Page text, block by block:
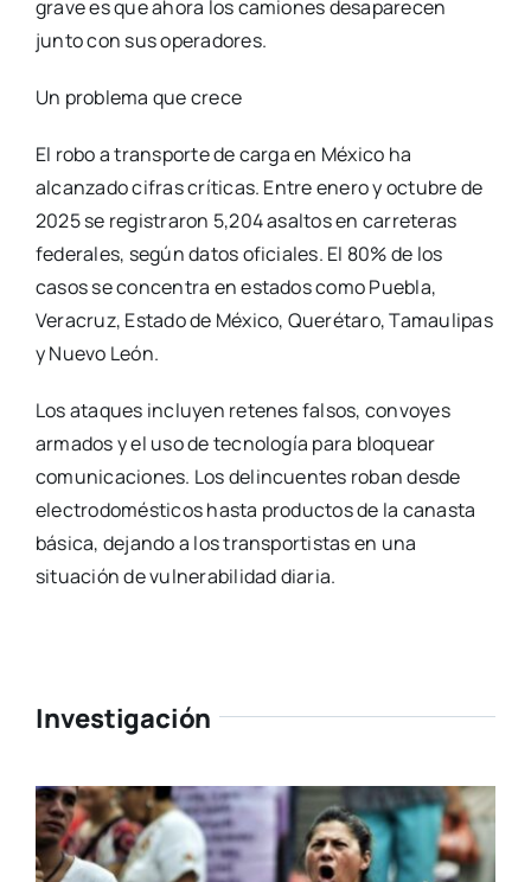
grave es que ahora los camiones desaparecen
junto con sus operadores.
Un problema que crece
El robo a transporte de carga en México ha
alcanzado cifras críticas. Entre enero y octubre de
2025 se registraron 5,204 asaltos en carreteras
federales, según datos oficiales. El 80% de los
casos se concentra en estados como Puebla,
Veracruz, Estado de México, Querétaro, Tamaulipas
y Nuevo León.
Los ataques incluyen retenes falsos, convoyes
armados y el uso de tecnología para bloquear
comunicaciones. Los delincuentes roban desde
electrodomésticos hasta productos de la canasta
básica, dejando a los transportistas en una
situación de vulnerabilidad diaria.
Investigación